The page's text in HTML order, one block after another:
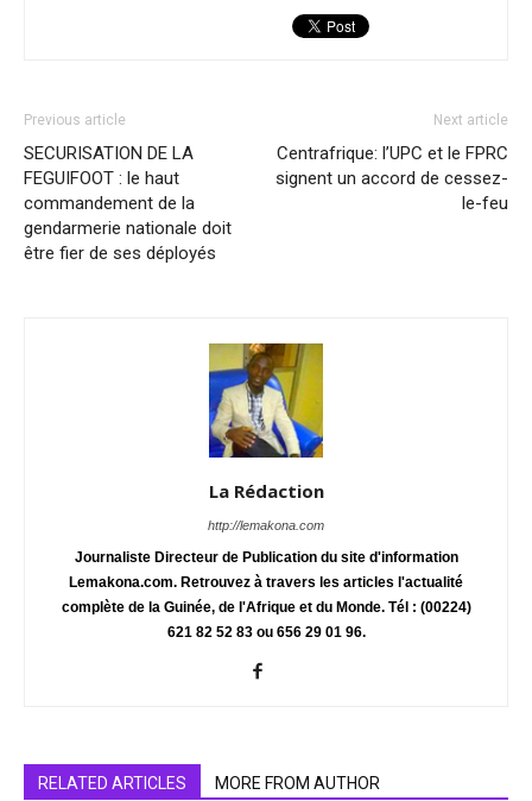
Previous article
SECURISATION DE LA
FEGUIFOOT : le haut
commandement de la
gendarmerie nationale doit
être fier de ses déployés
Next article
Centrafrique: l’UPC et le FPRC
signent un accord de cessez-
le-feu
La Rédaction
http://lemakona.com
Journaliste Directeur de Publication du site d'information
Lemakona.com. Retrouvez à travers les articles l'actualité
complète de la Guinée, de l'Afrique et du Monde. Tél : (00224)
621 82 52 83 ou 656 29 01 96.
RELATED ARTICLES MORE FROM AUTHOR